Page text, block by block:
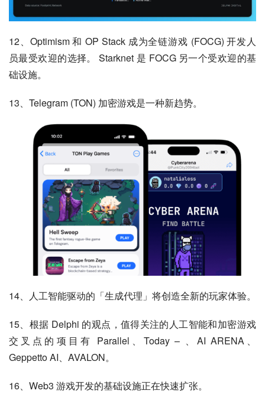
12、Optimism 和 OP Stack 成为全链游戏 (FOCG) 开发人
员最受欢迎的选择。 Starknet 是 FOCG 另一个受欢迎的基
础设施。
13、Telegram (TON) 加密游戏是一种新趋势。
14、人工智能驱动的「生成代理」将创造全新的玩家体验。
15、根据 Delphi 的观点，值得关注的人工智能和加密游戏
交叉点的项目有 Parallel、Today – 、AI ARENA、
Geppetto AI、AVALON。
16、Web3 游戏开发的基础设施正在快速扩张。